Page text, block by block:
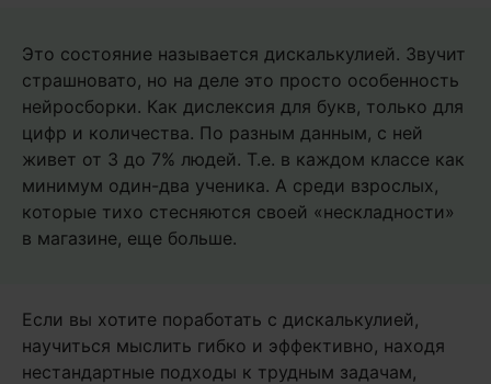
Это состояние называется дискалькулией. Звучит
страшновато, но на деле это просто особенность
нейросборки. Как дислексия для букв, только для
цифр и количества. По разным данным, с ней
живет от 3 до 7% людей. Т.е. в каждом классе как
минимум один-два ученика. А среди взрослых,
которые тихо стесняются своей «нескладности»
в магазине, еще больше.
Если вы хотите поработать с дискалькулией,
научиться мыслить гибко и эффективно, находя
нестандартные подходы к трудным задачам,